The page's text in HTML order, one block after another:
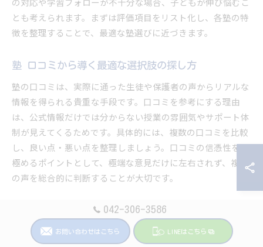
とも考えられます。まずは評価項目をリスト化し、各塾の特
徴を整理することで、最適な塾選びに近づきます。
塾 口コミから導く最適な選択肢の探し方
塾の口コミは、実際に通った生徒や保護者の声からリアルな
情報を得られる貴重な手段です。口コミを参考にする理由
は、公式情報だけでは分からない授業の雰囲気やサポート体
制が見えてくるためです。具体的には、複数の口コミを比較
し、良い点・悪い点を整理しましょう。口コミの信憑性を見
極めるポイントとして、極端な意見だけに左右されず、複数
の声を総合的に判断することが大切です。
塾比較 サイト ランキングを参考にするコツ
塾比較サイトやランキングは、多くの塾情報を効率良く比較
042-306-3586
お問い合わせはこちら LINEはこちら